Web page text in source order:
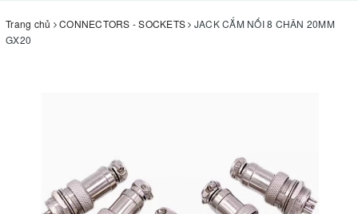
Trang chủ CONNECTORS - SOCKETS
JACK CẮM NỐI 8 CHÂN 20MM
GX20